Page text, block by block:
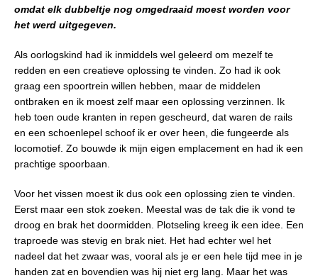
omdat elk dubbeltje nog omgedraaid moest worden voor
het werd uitgegeven.
Als oorlogskind had ik inmiddels wel geleerd om mezelf te
redden en een creatieve oplossing te vinden. Zo had ik ook
graag een spoortrein willen hebben, maar de middelen
ontbraken en ik moest zelf maar een oplossing verzinnen. Ik
heb toen oude kranten in repen gescheurd, dat waren de rails
en een schoenlepel schoof ik er over heen, die fungeerde als
locomotief. Zo bouwde ik mijn eigen emplacement en had ik een
prachtige spoorbaan.
Voor het vissen moest ik dus ook een oplossing zien te vinden.
Eerst maar een stok zoeken. Meestal was de tak die ik vond te
droog en brak het doormidden. Plotseling kreeg ik een idee. Een
traproede was stevig en brak niet. Het had echter wel het
nadeel dat het zwaar was, vooral als je er een hele tijd mee in je
handen zat en bovendien was hij niet erg lang. Maar het was